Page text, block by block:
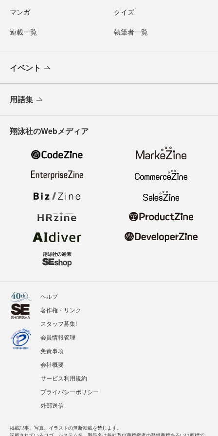
マンガ クイズ
連載一覧 執筆者一覧
イベント
用語集
翔泳社のWebメディア
ヘルプ
著作権・リンク
スタッフ募集!
会員情報管理
免責事項
会社概要
サービス利用規約
プライバシーポリシー
外部送信
掲載記事、写真、イラストの無断転載を禁じます。